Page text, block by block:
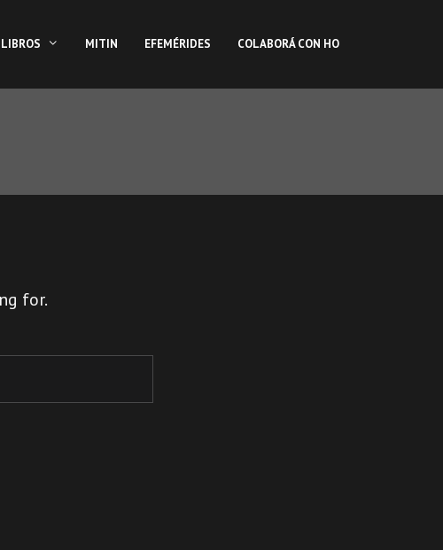
LIBROS MITIN EFEMÉRIDES COLABORÁ CON HO
for.